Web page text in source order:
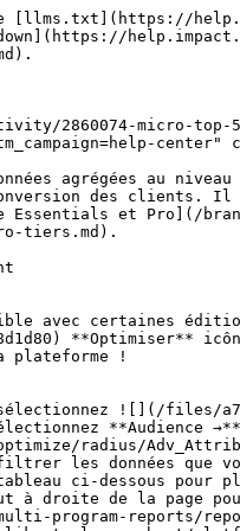
haut à droite de la page pour ![](/files/c4719cd7c0e194337c2159d825367ceb46c49c14) **\[**[**Planifier**](/brand/fr/what-would-you-like-to-learn-about/platform-features/multi-program-reports/report-management/schedule-reports.md)**]**,![](/files/d815eea19a31dbed4e49ea77abe34de45d510c4f)**\[**[**Télécharger**](/brand/fr/what-would-you-like-to-learn-about/platform-features/multi-program-reports/report-management/download-a-report.md)**]** (au format PDF, Excel ou CSV), ou ![](/files/727c881c701d1bc068e28c3fbfd29c1a40fc1957) **\[**[**Exporter**](https://integrations.impact.com/brand-api-reference/reference/report-export/report-export)**]** le rapport (via API).

<details>

<summary>référence des filtres</summary>

| Filtre                 | Description